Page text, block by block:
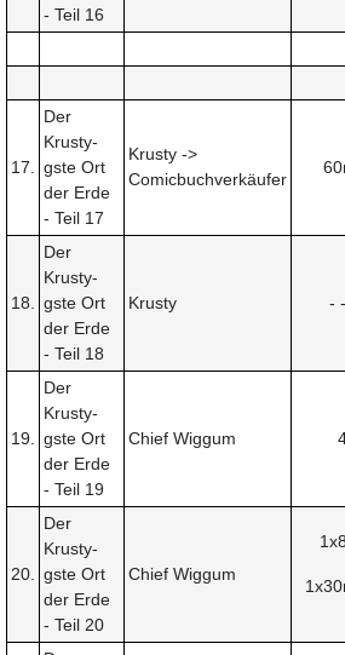
- Teil 16
17.
Der
Krusty-
gste Ort
der Erde
- Teil 17
Krusty ->
Comicbuchverkäufer
18.
Der
Krusty-
gste Ort
der Erde
- Teil 18
Krusty -
19.
Der
Krusty-
gste Ort
der Erde
- Teil 19
Chief Wiggum
20.
Der
Krusty-
gste Ort
der Erde
- Teil 20
Chief Wiggum